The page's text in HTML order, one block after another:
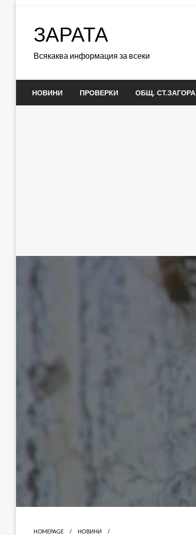
ЗАРАТА
Всякаква информация за всеки
НОВИНИ ПРОВЕРКИ ОБЩ. СТ.ЗАГОРА
HOMEPAGE
НОВИНИ